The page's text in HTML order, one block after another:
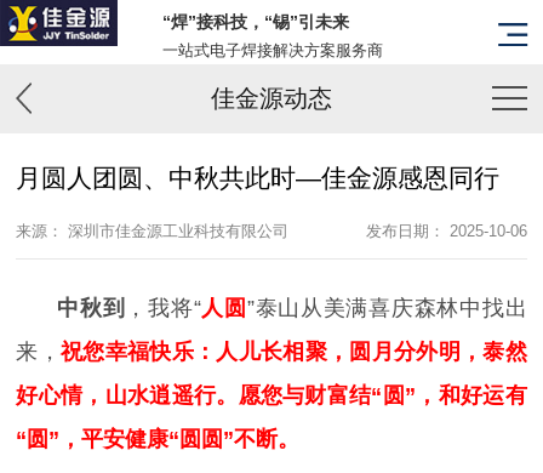
“焊”接科技，“锡”引未来
一站式电子焊接解决方案服务商
佳金源动态
月圆人团圆、中秋共此时—佳金源感恩同行
来源： 深圳市佳金源工业科技有限公司 发布日期： 2025-10-06
中秋到 ，我将“人圆 ”泰山从美满喜庆森林中找出
来，祝您幸福快乐：人儿长相聚，圆月分外明，泰然
好心情，山水逍遥行。愿您与财富结“圆”，和好运有
“圆”，平安健康“圆圆”不断。